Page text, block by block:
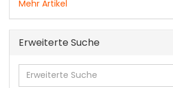
Mehr Artikel
Erweiterte Suche
Erweiterte
Suche